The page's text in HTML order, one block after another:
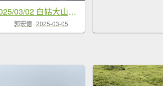
2025/03/02 白姑大山單攻
郭宏億 2025-03-05